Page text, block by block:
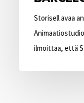
Storisell avaa
ilmoittaa, että